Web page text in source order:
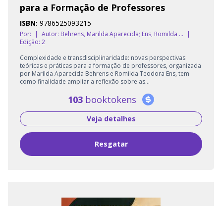
para a Formação de Professores
ISBN: 9786525093215
Por: | Autor: Behrens, Marilda Aparecida; Ens, Romilda ...
|
Edição: 2
Complexidade e transdisciplinaridade: novas perspectivas
teóricas e práticas para a formação de professores, organizada
por Marilda Aparecida Behrens e Romilda Teodora Ens, tem
como finalidade ampliar a reflexão sobre as...
103 booktokens
Veja detalhes
Resgatar